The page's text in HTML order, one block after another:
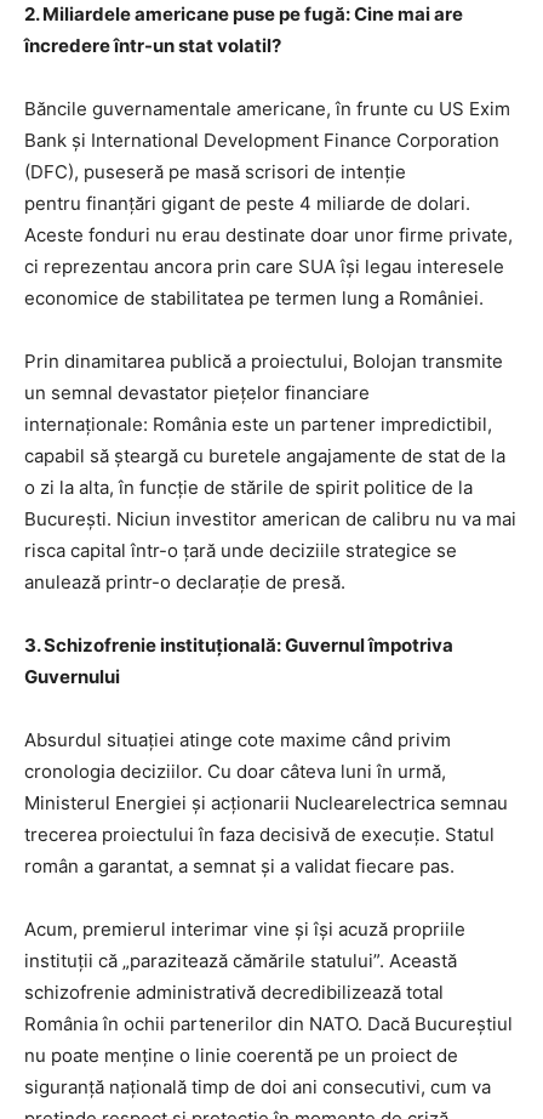
2. Miliardele americane puse pe fugă: Cine mai are
încredere într-un stat volatil?
Băncile guvernamentale americane, în frunte cu US Exim
Bank și International Development Finance Corporation
(DFC), puseseră pe masă scrisori de intenție
pentru finanțări gigant de peste 4 miliarde de dolari.
Aceste fonduri nu erau destinate doar unor firme private,
ci reprezentau ancora prin care SUA își legau interesele
economice de stabilitatea pe termen lung a României.
Prin dinamitarea publică a proiectului, Bolojan transmite
un semnal devastator piețelor financiare
internaționale: România este un partener impredictibil,
capabil să șteargă cu buretele angajamente de stat de la
o zi la alta, în funcție de stările de spirit politice de la
București. Niciun investitor american de calibru nu va mai
risca capital într-o țară unde deciziile strategice se
anulează printr-o declarație de presă.
3. Schizofrenie instituțională: Guvernul împotriva
Guvernului
Absurdul situației atinge cote maxime când privim
cronologia deciziilor. Cu doar câteva luni în urmă,
Ministerul Energiei și acționarii Nuclearelectrica semnau
trecerea proiectului în faza decisivă de execuție. Statul
român a garantat, a semnat și a validat fiecare pas.
Acum, premierul interimar vine și își acuză propriile
instituții că „parazitează cămările statului”. Această
schizofrenie administrativă decredibilizează total
România în ochii partenerilor din NATO. Dacă Bucureștiul
nu poate menține o linie coerentă pe un proiect de
siguranță națională timp de doi ani consecutivi, cum va